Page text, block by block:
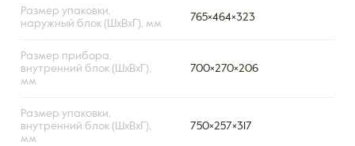
Размер упаковки,
наружный блок (ШxВxГ), мм
765×464×323
Размер прибора,
внутренний блок (ШxВxГ),
мм
700×270×206
Размер упаковки,
внутренний блок (ШxВxГ),
мм
750×257×317